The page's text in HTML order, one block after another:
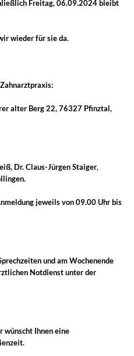
Freitag, 06.09.2024bleibt
wieder für sie da.
alter Berg 22, 76327 Pfinztal,
Dr. Claus-Jürgen Staiger,
jeweils von09.00Uhrbis
und am Wochenende
Notdienstunter der
wünscht Ihnen eine